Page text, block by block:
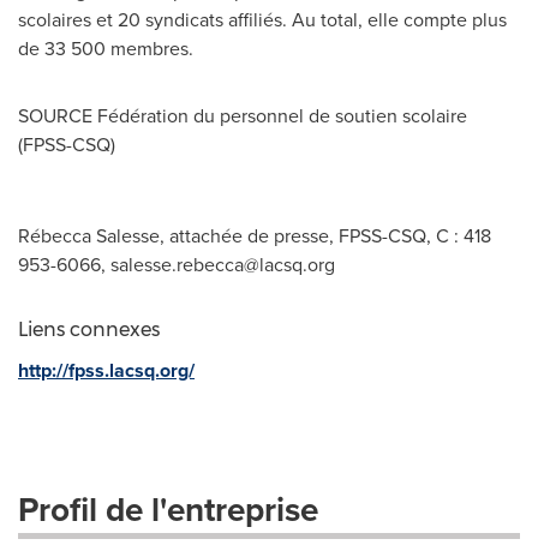
scolaires et 20 syndicats affiliés. Au total, elle compte plus
de 33 500 membres.
SOURCE Fédération du personnel de soutien scolaire
(FPSS-CSQ)
Rébecca Salesse, attachée de presse, FPSS-CSQ, C : 418
953-6066, salesse.rebecca@lacsq.org
Liens connexes
http://fpss.lacsq.org/
Profil de l'entreprise